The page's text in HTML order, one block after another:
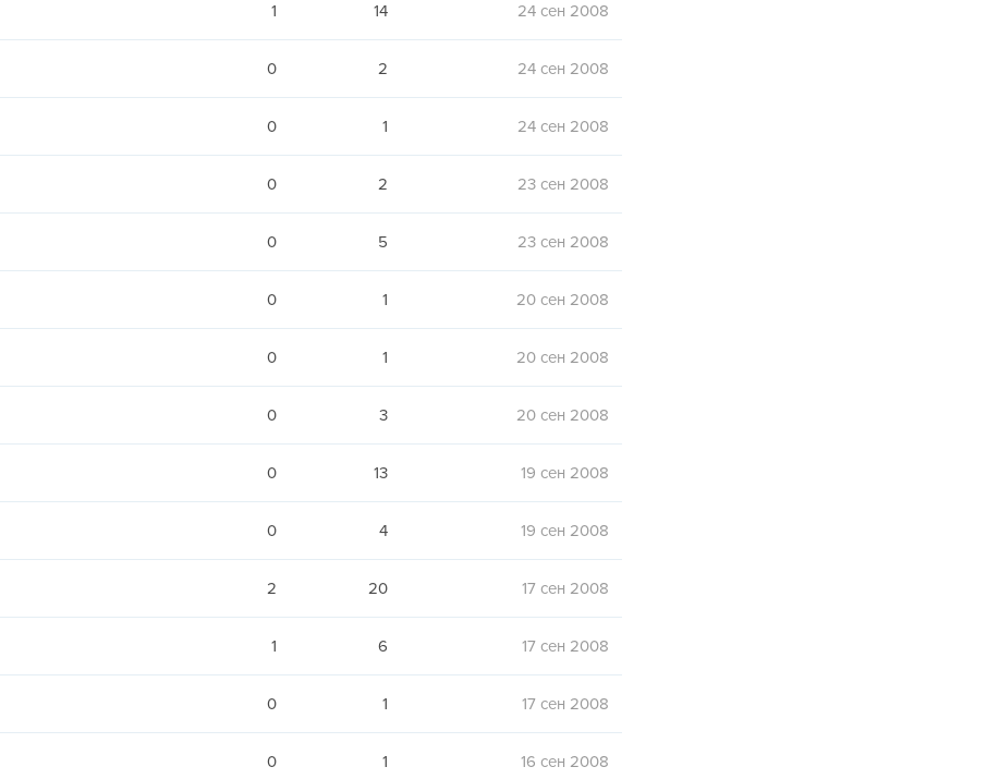
1 14 24 сен 2008
0 2 24 сен 2008
0 1 24 сен 2008
0 2 23 сен 2008
0 5 23 сен 2008
0 1 20 сен 2008
0 1 20 сен 2008
0 3 20 сен 2008
0 13 19 сен 2008
0 4 19 сен 2008
2 20 17 сен 2008
1 6 17 сен 2008
0 1 17 сен 2008
0 1 16 сен 2008